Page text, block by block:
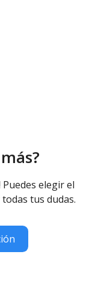
elegir el
tus dudas.